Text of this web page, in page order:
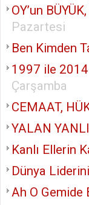
OY’un
Pazartesi
Ben Kimden
1997 ile
Çarşamba
CEMAAT,
YALAN
Kanlı Ellerin
Dünya
Ah O Gemide